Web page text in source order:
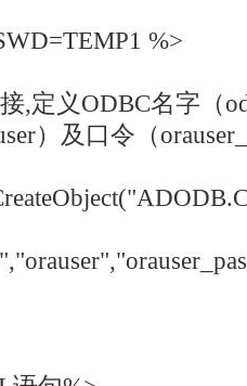
%>
,定义ODBC名字（
）及口令（